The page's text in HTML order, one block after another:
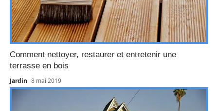
Comment nettoyer, restaurer et entretenir une
terrasse en bois
Jardin 8 mai 2019